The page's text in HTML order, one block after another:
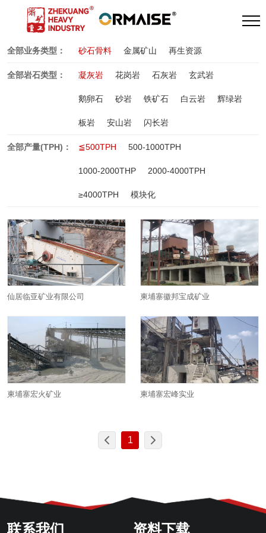
全部业务类型： 砂石骨料 金属矿山 再生资源
全部岩石类型： 凝灰岩 花岗岩 石灰岩 玄武岩
鹅卵石 砂岩 铁矿石 白云岩 辉绿岩
板岩 安山岩 闪长岩
全部产量(TPH)： ≦500TPH 500-1000TPH
1000-2000THP 2000-4000TPH
≥4000TPH 模块化
仙居临亚矿业有限公司 柬埔寨徽邦宝成矿业
柬埔寨宏火矿业 柬埔寨宏峰实业
1
联系我们 资料下载